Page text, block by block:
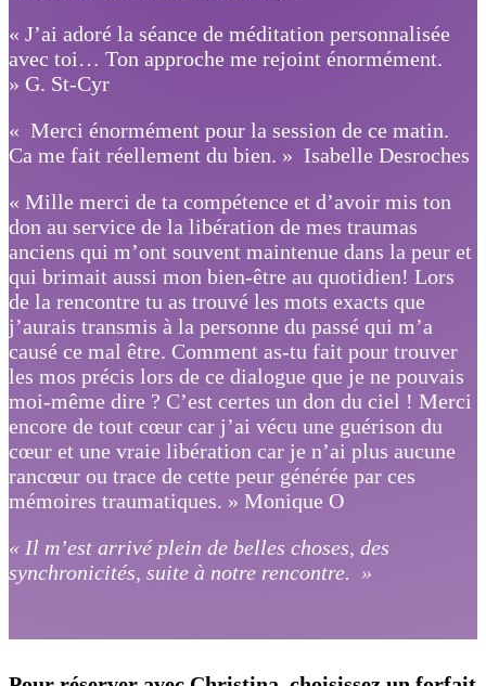
« J’ai adoré la séance de méditation personnalisée
avec toi… Ton approche me rejoint énormément.
» G. St-Cyr
« Merci énormément pour la session de ce matin.
Ca me fait réellement du bien. » Isabelle Desroches
« Mille merci de ta compétence et d’avoir mis ton
don au service de la libération de mes traumas
anciens qui m’ont souvent maintenue dans la peur et
qui brimait aussi mon bien-être au quotidien! Lors
de la rencontre tu as trouvé les mots exacts que
j’aurais transmis à la personne du passé qui m’a
causé ce mal être. Comment as-tu fait pour trouver
les mos précis lors de ce dialogue que je ne pouvais
moi-même dire ? C’est certes un don du ciel ! Merci
encore de tout cœur car j’ai vécu une guérison du
cœur et une vraie libération car je n’ai plus aucune
rancœur ou trace de cette peur générée par ces
mémoires traumatiques. » Monique O
« Il m’est arrivé plein de belles choses, des
synchronicités, suite à notre rencontre. »